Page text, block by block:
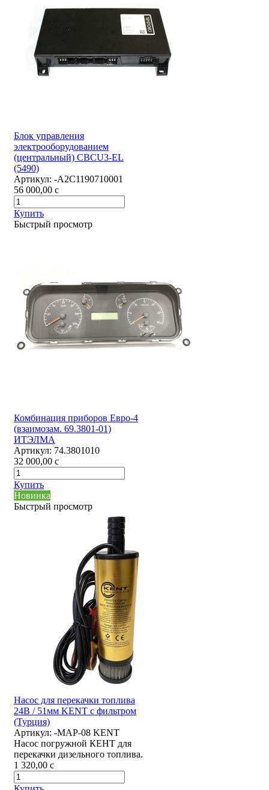
Блок управления
электрооборудованием
(центральный) CBCU3-EL
(5490)
Артикул: -А2С1190710001
56 000,00 c
Купить
Быстрый просмотр
Комбинация приборов Евро-4
(взаимозам. 69.3801-01)
ИТЭЛМА
Артикул: 74.3801010
32 000,00 c
Купить
Новинка
Быстрый просмотр
Насос для перекачки топлива
24В / 51мм KENT с фильтром
(Турция)
Артикул: -MAP-08 KENT
Насос погружной КЕНТ для
перекачки дизельного топлива.
1 320,00 c